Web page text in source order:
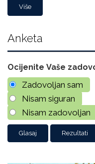
Više
Anketa
Ocijenite Vaše
Zadovoljan sam
Nisam siguran
Nisam zadovoljan
Rezultati